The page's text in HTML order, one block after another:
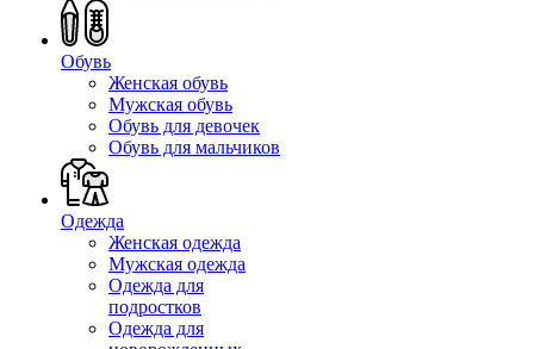
Обувь
Женская обувь
Мужская обувь
Обувь для девочек
Обувь для мальчиков
Одежда
Женская одежда
Мужская одежда
Одежда для
подростков
Одежда для